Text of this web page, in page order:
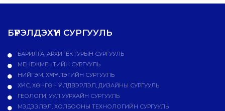
БҮРЭЛДЭХҮҮН СУРГУУЛЬ
БАРИЛГА, АРХИТЕКТУРЫН СУРГУУЛЬ
МЕНЕЖМЕНТИЙН СУРГУУЛЬ
НИЙГЭМ, ХҮМҮҮНЛЭГИЙН СУРГУУЛЬ
ХҮНС, ХӨНГӨН ҮЙЛДВЭРЛЭЛ, ДИЗАЙНЫ СУРГУУЛЬ
ГЕОЛОГИ, УУЛ УУРХАЙН СУРГУУЛЬ
МЭДЭЭЛЭЛ, ХОЛБООНЫ ТЕХНОЛОГИЙН СУРГУУЛЬ